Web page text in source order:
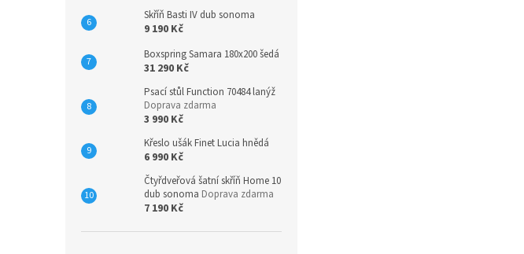
Skříň Basti IV dub sonoma
9 190 Kč
Boxspring Samara 180x200 šedá
31 290 Kč
Psací stůl Function 70484 lanýž
Doprava zdarma
3 990 Kč
Křeslo ušák Finet Lucia hnědá
6 990 Kč
Čtyřdveřová šatní skříň Home 10
dub sonoma Doprava zdarma
7 190 Kč